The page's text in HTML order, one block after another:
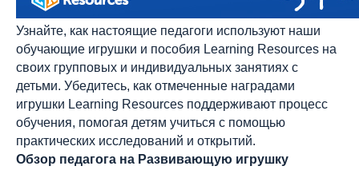
Узнайте, как настоящие педагоги используют наши
обучающие игрушки и пособия Learning Resources на
своих групповых и индивидуальных занятиях с
детьми. Убедитесь, как отмеченные наградами
игрушки Learning Resources поддерживают процесс
обучения, помогая детям учиться с помощью
практических исследований и открытий.
Обзор педагога на Развивающую игрушку